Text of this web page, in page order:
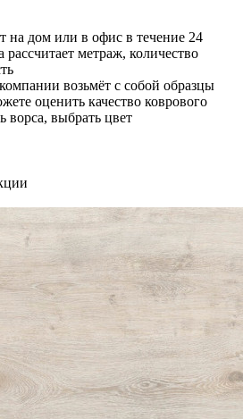
на дом или в офис в течение 24
рассчитает метраж, количество
возьмёт с собой образцы
оценить качество коврового
ворса, выбрать цвет